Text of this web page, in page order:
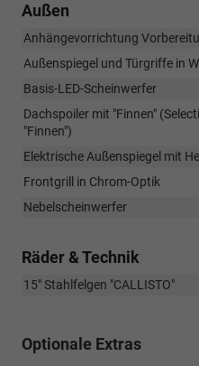
Außen
Anhängevorrichtung
Außenspiegel und Türgriffe in
Basis-LED-Scheinwerfer
Dachspoiler mit "Finnen"
"Finnen")
Elektrische Außenspiegel mit
Frontgrill in Chrom-Optik
Nebelscheinwerfer
Räder & Technik
15" Stahlfelgen "CALLISTO"
Optionale Extras